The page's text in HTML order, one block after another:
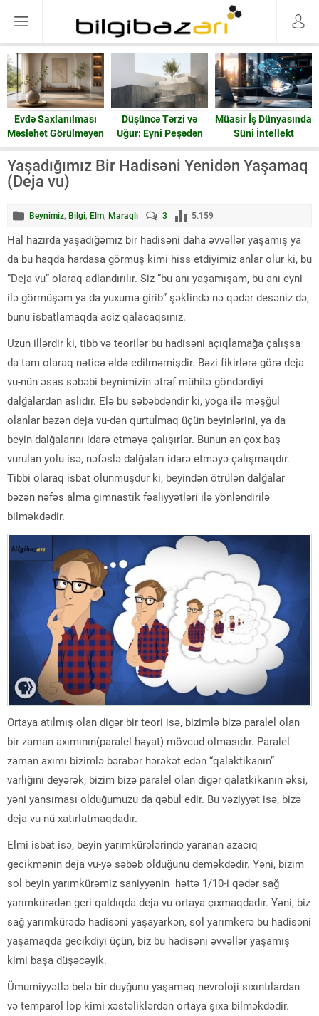
Evdə Saxlanılması
Məsləhət Görülməyən
15 Əşya: Enerji və
Ruzi
Düşüncə Tərzi və
Uğur: Eyni Peşədən
Fərqli Nəticələrə
Gedən Yol
Müasir İş Dünyasında
Süni İntellekt
Yaşadığımız Bir Hadisəni Yenidən Yaşamaq
(Deja vu)
Beynimiz, Bilgi, Elm, Maraqlı 3 5.159
Hal hazırda yaşadığəmız bir hadisəni daha əvvəllər yaşamış ya
da bu haqda hardasa görmüş kimi hiss etdiyimiz anlar olur ki, bu
“Deja vu” olaraq adlandırılır. Siz “bu anı yaşamışam, bu anı eyni
ilə görmüşəm ya da yuxuma girib” şəklində nə qədər desəniz də,
bunu isbatlamaqda aciz qalacaqsınız.
Uzun illərdir ki, tibb və teorilər bu hadisəni açıqlamağa çalışsa
da tam olaraq nəticə əldə edilməmişdir. Bəzi fikirlərə görə deja
vu-nün əsas səbəbi beynimizin ətraf mühitə göndərdiyi
dalğalardan aslıdır. Elə bu səbəbdəndir ki, yoga ilə məşğul
olanlar bəzən deja vu-dən qurtulmaq üçün beyinlərini, ya da
beyin dalğalarını idarə etməyə çalışırlar. Bunun ən çox baş
vurulan yolu isə, nəfəslə dalğaları idarə etməyə çalışmaqdır.
Tibbi olaraq isbat olunmuşdur ki, beyindən ötrülən dalğalar
bəzən nəfəs alma gimnastik fəaliyyətləri ilə yönləndirilə
bilməkdədir.
Ortaya atılmış olan digər bir teori isə, bizimlə bizə paralel olan
bir zaman axımının(paralel həyat) mövcud olmasıdır. Paralel
zaman axımı bizimlə bərabər hərəkət edən “qalaktikanın”
varlığını deyərək, bizim bizə paralel olan digər qalatkikanın əksi,
yəni yansıması olduğumuzu da qəbul edir. Bu vəziyyət isə, bizə
deja vu-nü xatırlatmaqdadır.
Elmi isbat isə, beyin yarımkürələrində yaranan azacıq
gecikmənin deja vu-yə səbəb olduğunu deməkdədir. Yəni, bizim
sol beyin yarımkürəmiz saniyyənin həttə 1/10-i qədər sağ
yarımkürədən geri qaldıqda deja vu ortaya çıxmaqdadır. Yəni, biz
sağ yarımkürədə hadisəni yaşayarkən, sol yarımkerə bu hadisəni
yaşamaqda gecikdiyi üçün, biz bu hadisəni əvvəllər yaşamış
kimi başa düşəcəyik.
Ümumiyyətlə belə bir duyğunu yaşamaq nevroloji sıxıntılardan
və temparol lop kimi xəstəliklərdən ortaya şıxa bilməkdədir.